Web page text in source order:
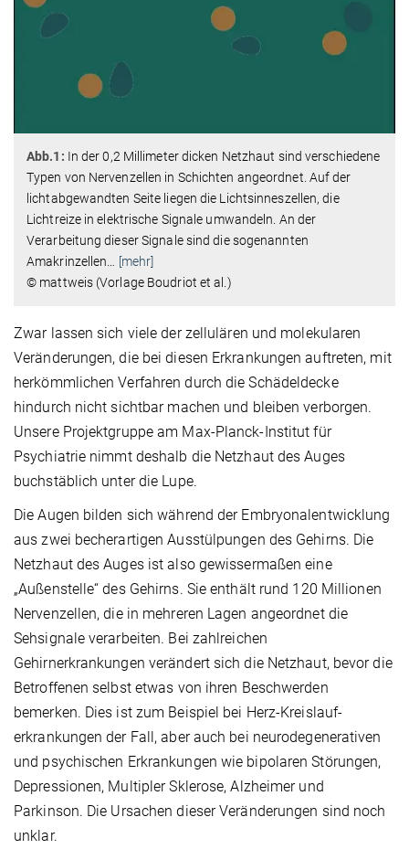
Abb.1: In der 0,2 Millimeter dicken Netzhaut sind verschiedene
Typen von Nervenzellen in Schichten angeordnet. Auf der
lichtabgewandten Seite liegen die Lichtsinneszellen, die
Lichtreize in elektrische Signale umwandeln. An der
Verarbeitung dieser Signale sind die sogenannten
Amakrinzellen
[mehr]
© mattweis (Vorlage Boudriot et al.)
Zwar lassen sich viele der zellulären und molekularen
Veränderungen, die bei diesen Erkrankungen auftreten, mit
herkömmlichen Verfahren durch die Schädeldecke
hindurch nicht sichtbar machen und bleiben verborgen.
Unsere Projektgruppe am Max-Planck-Institut für
Psychiatrie nimmt deshalb die Netzhaut des Auges
buchstäblich unter die Lupe.
Die Augen bilden sich während der Embryonalentwicklung
aus zwei becherartigen Ausstülpungen des Gehirns. Die
Netzhaut des Auges ist also gewissermaßen eine
„Außenstelle“ des Gehirns. Sie enthält rund 120 Millionen
Nervenzellen, die in mehreren Lagen angeordnet die
Sehsignale verarbeiten. Bei zahlreichen
Gehirnerkrankungen verändert sich die Netzhaut, bevor die
Betroffenen selbst etwas von ihren Beschwerden
bemerken. Dies ist zum Beispiel bei Herz-Kreislauf-
erkrankungen der Fall, aber auch bei neurodegenerativen
und psychischen Erkrankungen wie bipolaren Störungen,
Depressionen, Multipler Sklerose, Alzheimer und
Parkinson. Die Ursachen dieser Veränderungen sind noch
unklar.